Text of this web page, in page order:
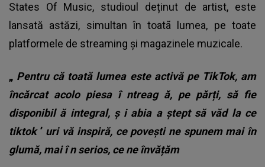
States Of Music, studioul deținut de artist, este
lansată astăzi, simultan în toatã lumea, pe toate
platformele de streaming și magazinele muzicale.
„ Pentru că toată lumea este activă pe TikTok, am
încărcat acolo piesa î ntreag ă, pe părți, să fie
disponibil ă integral, ș i abia a ștept să văd la ce
tiktok’ uri vă inspiră, ce povești ne spunem mai în
glumă, mai în serios, ce neînvățăm